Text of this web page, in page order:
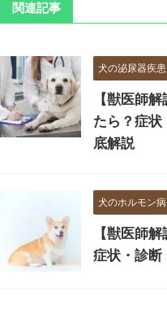
関連記事
犬の泌尿器疾患
【獣医師
たら？症状
底解説
犬のホルモン病
【獣医師
症状・診断